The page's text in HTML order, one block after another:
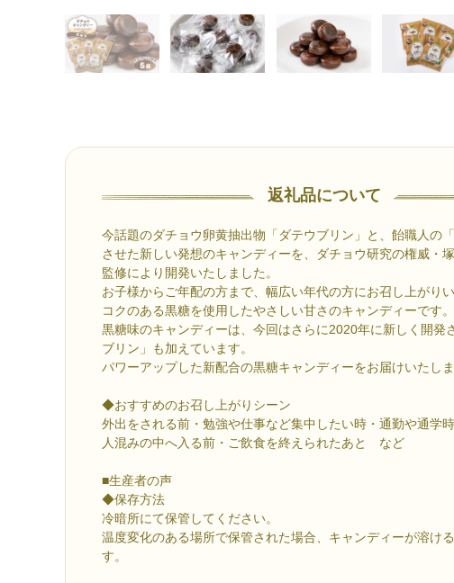
返礼品について
今話題のダチョウ卵黄抽出物「ダテウブリン」と、飴職人の
させた新しい発想のキャンディーを、ダチョウ研究の権威・
監修により開発いたしました。
お子様からご年配の方まで、幅広い年代の方にお召し上がりい
コクのある黒糖を使用したやさしい甘さのキャンディーです。
黒糖味のキャンディーは、今回はさらに2020年に新しく開発
ブリン」も加えています。
パワーアップした新配合の黒糖キャンディーをお届けいたしま
◆おすすめのお召し上がりシーン
外出をされる前・勉強や仕事など集中したい時・通勤や通学
人混みの中へ入る前・ご飲食を終えられたあと など
■生産者の声
◆保存方法
冷暗所にて保管してください。
温度変化のある場所で保管された場合、キャンディーが溶け
す。